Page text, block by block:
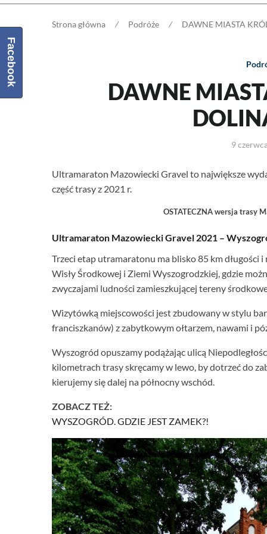
Strona główna ⁄ Podróże ⁄ DAWNE MIASTA
DAWNE
9
Ultramaraton Mazowiecki Gravel to największe
część trasy z 2021 r.
OSTATECZNA wersja trasy
Ultramaraton Mazowiecki Gravel 2021 –
Trzeci etap utramaratonu ma blisko 85 km długości
Wisły Środkowej i Ziemi Wyszogrodzkiej, gdzie
zwyczajami ludności zamieszkującej tereny
Wizytówką miejscowości jest zbudowany w stylu
franciszkanów) z zabytkowym ołtarzem, nawami i
Wyszogród opuszamy podążając ulicą
kilometrach trasy skręcamy w lewo, by dotrzeć do
kierujemy się dalej na północny wschód.
ZOBACZ TEŻ:
WYSZOGRÓD. GDZIE JEST ZAMEK?!
Facebook